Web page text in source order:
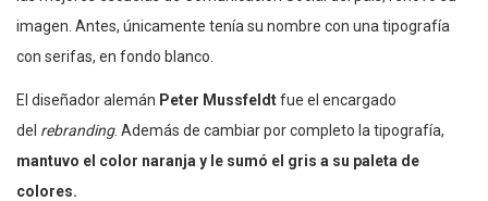
imagen. Antes, únicamente tenía su nombre con una tipografía
con serifas, en fondo blanco.
El diseñador alemán Peter Mussfeldtfue el encargado
del rebranding. Además de cambiar por completo la tipografía,
mantuvo el color naranja y le sumó el gris a su paleta de
colores.